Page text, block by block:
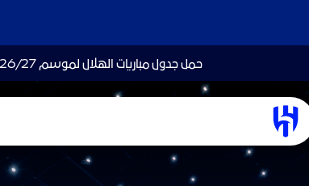
حمل جدول مباريات الهلال لموسم 26/27